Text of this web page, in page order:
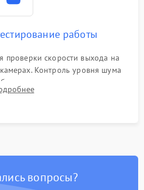
работы
проверки скорости выхода на
Контроль уровня шума
стенок и корректного
автоматической оттайки.
вопросы?